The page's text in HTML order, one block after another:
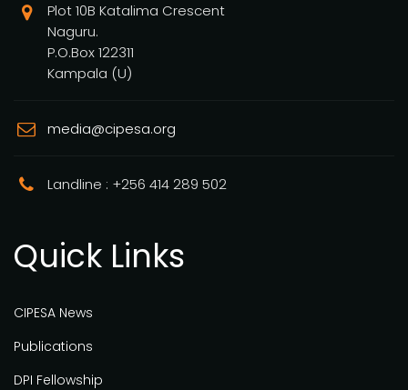
Plot 10B Katalima Crescent
Naguru.
P.O.Box 122311
Kampala (U)
media@cipesa.org
Landline : +256 414 289 502
Quick Links
CIPESA News
Publications
DPI Fellowship